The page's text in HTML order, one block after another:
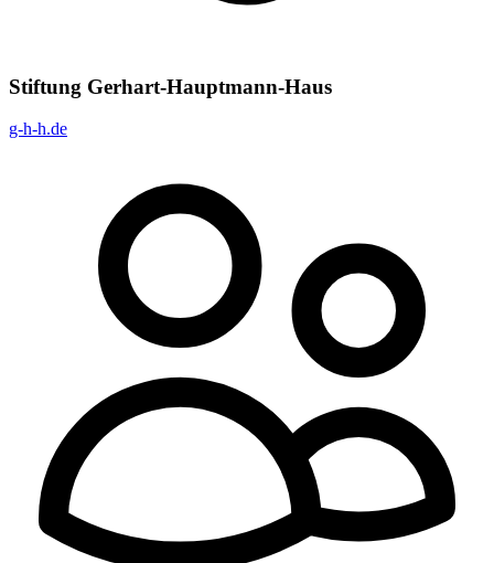
Stiftung Gerhart-Hauptmann-Haus
g-h-h.de